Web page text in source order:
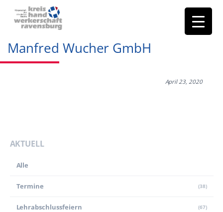
Manfred Wucher GmbH
April 23, 2020
AKTUELL
Alle
Termine (38)
Lehr­abschluss­feiern (67)